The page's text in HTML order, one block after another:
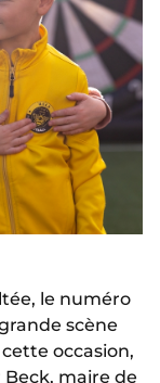
le numéro
scène
occasion,
maire de